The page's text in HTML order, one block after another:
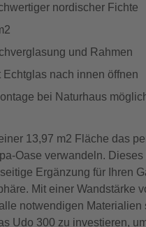
nordischer Fichte
und Rahmen
nach innen öffnen
bei Naturhaus
13,97 m2 Fläche das
Oase verwandeln.
Ergänzung für Ihren
Mit einer Wandstärke
notwendigen
Udo 300 zu investieren,